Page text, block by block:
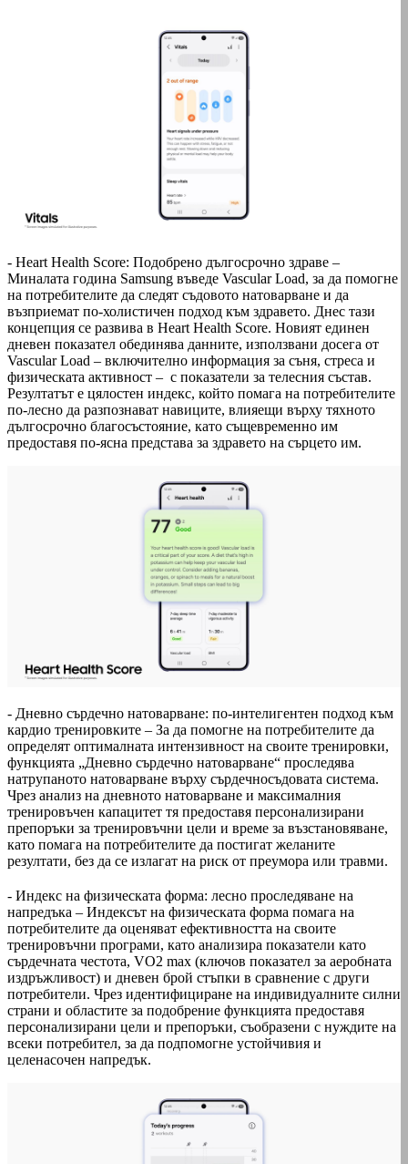
- Heart Health Score: Подобрено дългосрочно здраве –
Миналата година Samsung въведе Vascular Load, за да помогне
на потребителите да следят съдовото натоварване и да
възприемат по-холистичен подход към здравето. Днес тази
концепция се развива в Heart Health Score. Новият единен
дневен показател обединява данните, използвани досега от
Vascular Load – включително информация за съня, стреса и
физическата активност – с показатели за телесния състав.
Резултатът е цялостен индекс, който помага на потребителите
по-лесно да разпознават навиците, влияещи върху тяхното
дългосрочно благосъстояние, като същевременно им
предоставя по-ясна представа за здравето на сърцето им.
- Дневно сърдечно натоварване: по-интелигентен подход към
кардио тренировките – За да помогне на потребителите да
определят оптималната интензивност на своите тренировки,
функцията „Дневно сърдечно натоварване“ проследява
натрупаното натоварване върху сърдечносъдовата система.
Чрез анализ на дневното натоварване и максималния
тренировъчен капацитет тя предоставя персонализирани
препоръки за тренировъчни цели и време за възстановяване,
като помага на потребителите да постигат желаните
резултати, без да се излагат на риск от преумора или травми.
- Индекс на физическата форма: лесно проследяване на
напредъка – Индексът на физическата форма помага на
потребителите да оценяват ефективността на своите
тренировъчни програми, като анализира показатели като
сърдечната честота, VO2 max (ключов показател за аеробната
издръжливост) и дневен брой стъпки в сравнение с други
потребители. Чрез идентифициране на индивидуалните силни
страни и областите за подобрение функцията предоставя
персонализирани цели и препоръки, съобразени с нуждите на
всеки потребител, за да подпомогне устойчивия и
целенасочен напредък.